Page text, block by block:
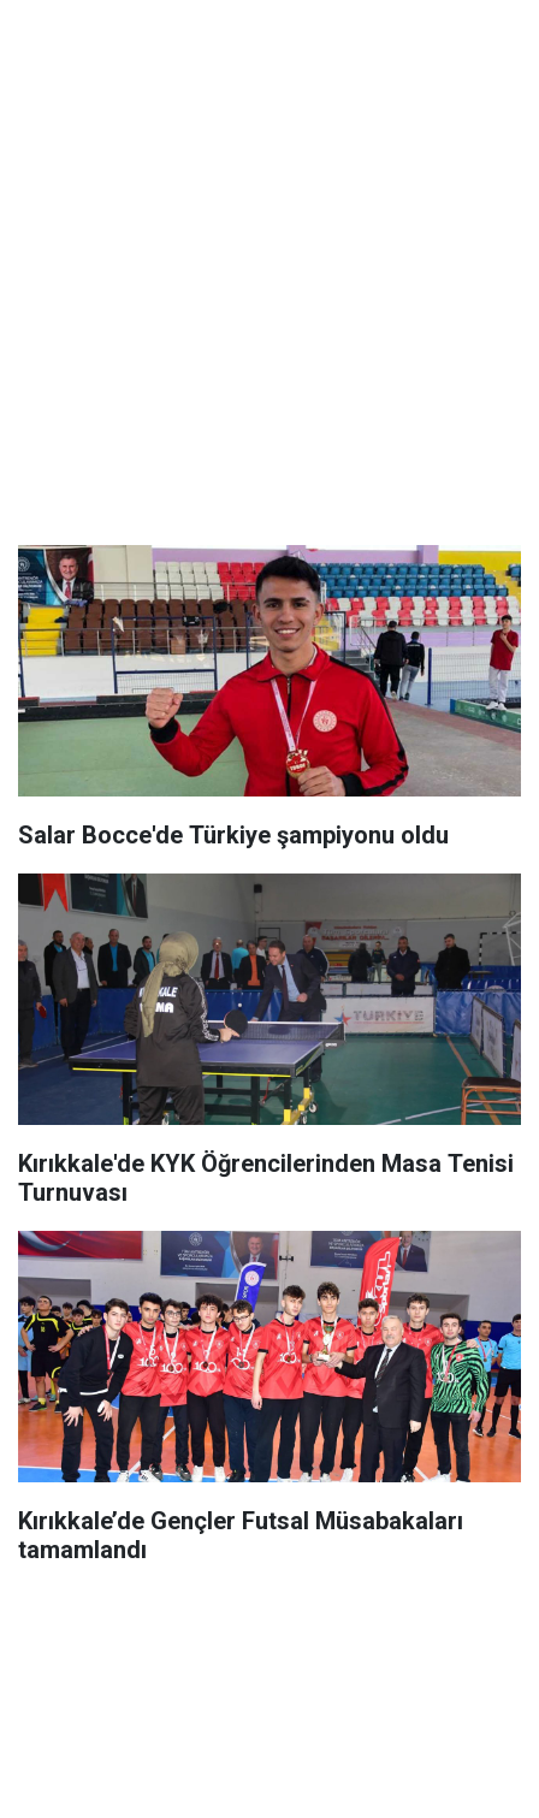
Salar Bocce'de Türkiye şampiyonu oldu
Kırıkkale'de KYK Öğrencilerinden Masa Tenisi
Turnuvası
Kırıkkale’de Gençler Futsal Müsabakaları
tamamlandı